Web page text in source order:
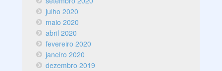
julho 2020
maio 2020
abril 2020
fevereiro 2020
janeiro 2020
dezembro 2019